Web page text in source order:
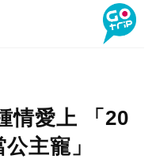
情愛上 「20
主寵」